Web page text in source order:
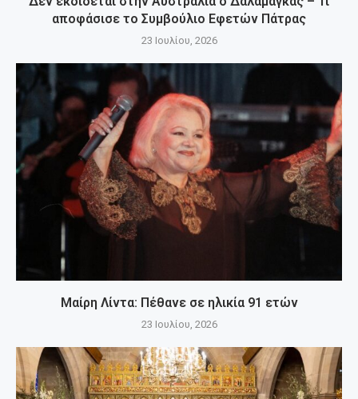
αποφάσισε το Συμβούλιο Εφετών Πάτρας
23 Ιουλίου, 2026
Μαίρη Λίντα: Πέθανε σε ηλικία 91 ετών
23 Ιουλίου, 2026